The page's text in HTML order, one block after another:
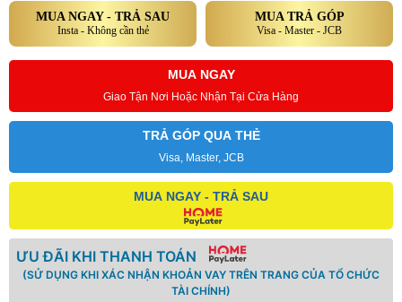
MUA NGAY - TRẢ SAU
Insta - Không cần thẻ
MUA TRẢ GÓP
Visa - Master - JCB
MUA NGAY
Giao Tận Nơi Hoặc Nhận Tại Cửa Hàng
TRẢ GÓP QUA THẺ
Visa, Master, JCB
MUA NGAY - TRẢ SAU
ƯU ĐÃI KHI THANH TOÁN
(SỬ DỤNG KHI XÁC NHẬN KHOẢN VAY TRÊN TRANG CỦA TỔ CHỨC
TÀI CHÍNH)